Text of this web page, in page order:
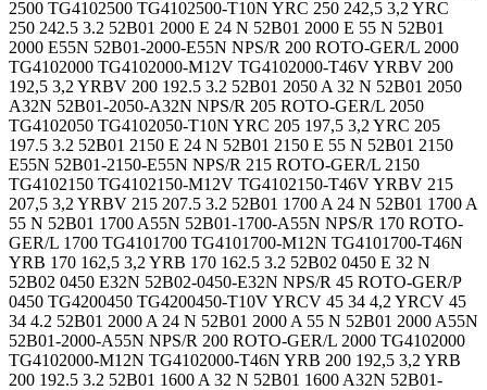
2500 TG4102500 TG4102500-T10N YRC 250 242,5 3,2 YRC
250 242.5 3.2 52B01 2000 E 24 N 52B01 2000 E 55 N 52B01
2000 E55N 52B01-2000-E55N NPS/R 200 ROTO-GER/L 2000
TG4102000 TG4102000-M12V TG4102000-T46V YRBV 200
192,5 3,2 YRBV 200 192.5 3.2 52B01 2050 A 32 N 52B01 2050
A32N 52B01-2050-A32N NPS/R 205 ROTO-GER/L 2050
TG4102050 TG4102050-T10N YRC 205 197,5 3,2 YRC 205
197.5 3.2 52B01 2150 E 24 N 52B01 2150 E 55 N 52B01 2150
E55N 52B01-2150-E55N NPS/R 215 ROTO-GER/L 2150
TG4102150 TG4102150-M12V TG4102150-T46V YRBV 215
207,5 3,2 YRBV 215 207.5 3.2 52B01 1700 A 24 N 52B01 1700 A
55 N 52B01 1700 A55N 52B01-1700-A55N NPS/R 170 ROTO-
GER/L 1700 TG4101700 TG4101700-M12N TG4101700-T46N
YRB 170 162,5 3,2 YRB 170 162.5 3.2 52B02 0450 E 32 N
52B02 0450 E32N 52B02-0450-E32N NPS/R 45 ROTO-GER/P
0450 TG4200450 TG4200450-T10V YRCV 45 34 4,2 YRCV 45
34 4.2 52B01 2000 A 24 N 52B01 2000 A 55 N 52B01 2000 A55N
52B01-2000-A55N NPS/R 200 ROTO-GER/L 2000 TG4102000
TG4102000-M12N TG4102000-T46N YRB 200 192,5 3,2 YRB
200 192.5 3.2 52B01 1600 A 32 N 52B01 1600 A32N 52B01-